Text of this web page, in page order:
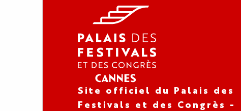
Site officiel du Palais des
Festivals et des Congrès -